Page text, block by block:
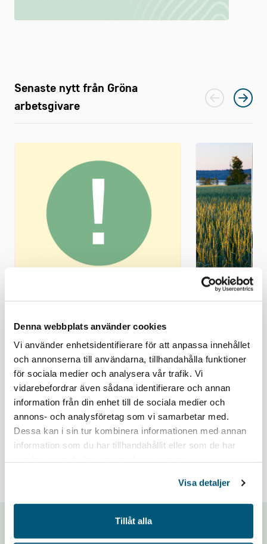
Denna webbplats använder cookies
Vi använder enhetsidentifierare för att anpassa innehållet
och annonserna till användarna, tillhandahålla funktioner
för sociala medier och analysera vår trafik. Vi
vidarebefordrar även sådana identifierare och annan
information från din enhet till de sociala medier och
annons- och analysföretag som vi samarbetar med.
Dessa kan i sin tur kombinera informationen med annan
information som du har tillhandahållit eller som de har
Visa detaljer
Tillåt alla
Senaste nytt från Gröna
arbetsgivare
NYHET
Facken har sagt upp avtalen
om pension, försäkring och
omställning
Avtalen om pension, försäkring och
omställning tecknas mellan Svenskt
Närin...
NYHET
för
Nu lanserar
Footer